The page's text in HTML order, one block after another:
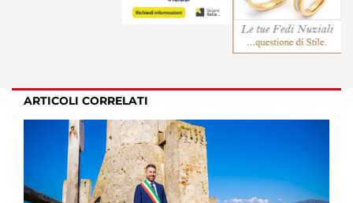
ARTICOLI CORRELATI